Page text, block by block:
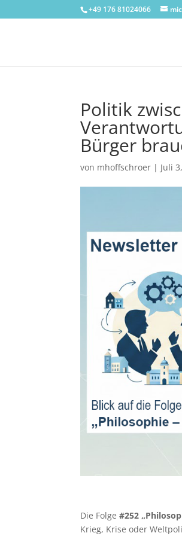
+49 176 81024066
Politik
Bürger
von mhoffschroer | Juli
Die Folge#252
Krieg, Krise oder